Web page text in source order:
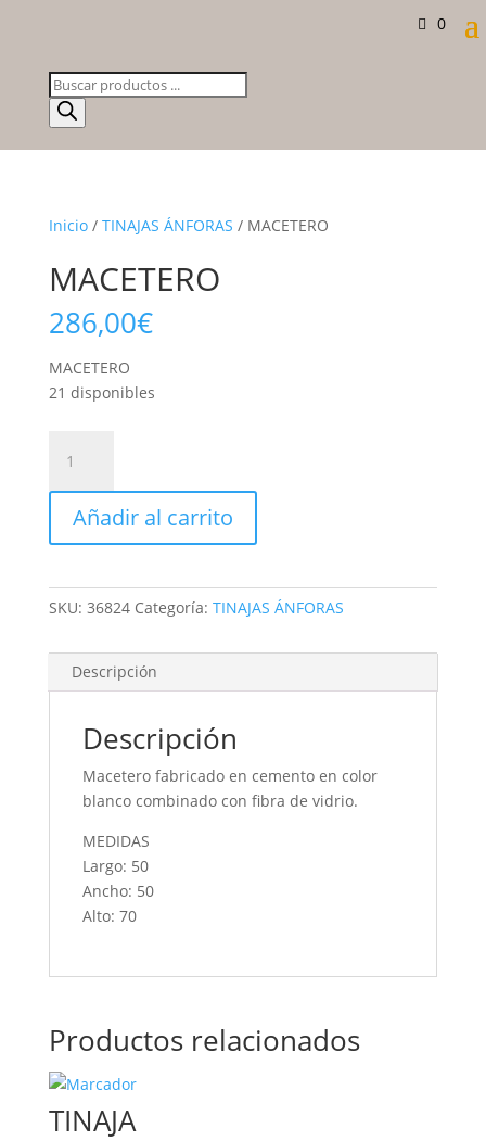
0
Búsqueda
de
productos
Inicio/ TINAJAS ÁNFORAS / MACETERO
MACETERO
286,00€
MACETERO
21 disponibles
cantidad
Añadir al carrito
SKU: 36824 Categoría: TINAJAS ÁNFORAS
Descripción
Descripción
Macetero fabricado en cemento en color
blanco combinado con fibra de vidrio.
MEDIDAS
Largo: 50
Ancho: 50
Alto: 70
Productos relacionados
TINAJA